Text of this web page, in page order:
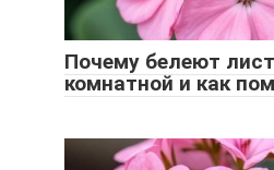
Почему белеют
комнатной и как